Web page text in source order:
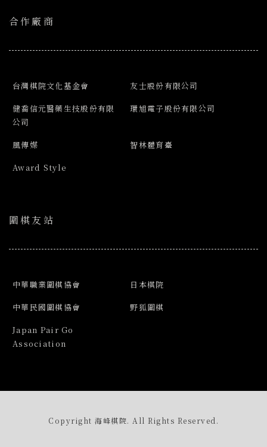
合作廠商
台灣棋院文化基金會
友士股份有限公司
健喬信元醫藥生技股份有限
公司
環旭電子股份有限公司
風傳媒
智林體育臺
Award Style
圍棋友站
中華職業圍棋協會
日本棋院
中華民國圍棋協會
野狐圍棋
Japan Pair Go
Association
Copyright 海峰棋院. All Rights Reserved.